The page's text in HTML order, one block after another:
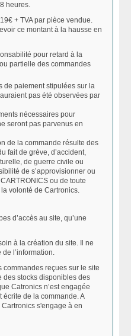
heures.
+ TVA par pièce vendue.
ce montant à la hausse en
pour retard à la
partielle des commandes
de paiement stipulées sur la
pas été observées par
nécessaires pour
seront pas parvenus en
de la commande résulte des
fait de grève, d’accident,
de guerre civile ou
de s’approvisionner ou
ou de toute
volonté de Cartronics.
d’accès au site, qu’une
à la création du site. Il ne
de l’information.
reçues sur le site
des stocks disponibles des
Catronics n’est engagée
écrite de la commande. A
s'engage à en